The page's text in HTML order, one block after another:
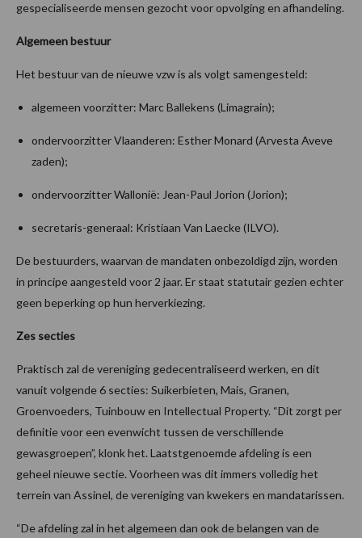
gespecialiseerde mensen gezocht voor opvolging en afhandeling.
Algemeen bestuur
Het bestuur van de nieuwe vzw is als volgt samengesteld:
algemeen voorzitter: Marc Ballekens (Limagrain);
ondervoorzitter Vlaanderen: Esther Monard (Arvesta Aveve
zaden);
ondervoorzitter Wallonië: Jean-Paul Jorion (Jorion);
secretaris-generaal: Kristiaan Van Laecke (ILVO).
De bestuurders, waarvan de mandaten onbezoldigd zijn, worden
in principe aangesteld voor 2 jaar. Er staat statutair gezien echter
geen beperking op hun herverkiezing.
Zes secties
Praktisch zal de vereniging gedecentraliseerd werken, en dit
vanuit volgende 6 secties: Suikerbieten, Mais, Granen,
Groenvoeders, Tuinbouw en Intellectual Property. “Dit zorgt per
definitie voor een evenwicht tussen de verschillende
gewasgroepen”, klonk het. Laatstgenoemde afdeling is een
geheel nieuwe sectie. Voorheen was dit immers volledig het
terrein van Assinel, de vereniging van kwekers en mandatarissen.
“De afdeling zal in het algemeen dan ook de belangen van de